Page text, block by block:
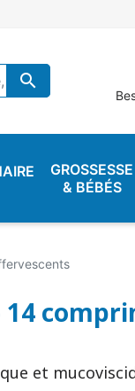

GROSSESSE
& BÉBÉS
14
et